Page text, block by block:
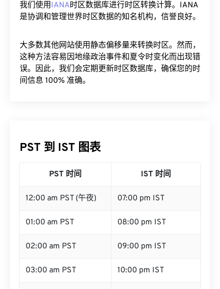
我们使用IANA时区数据库进行时区转换计算。IANA
是协调和管理世界时区数据的知名机构，信誉良好。
大多数其他网站使用静态偏移量来转换时区。然而，
这种方法容易因地缘政治事件和夏令时变化而出现错
误。因此，我们会定期更新时区数据库，确保您的时
间信息 100% 准确。
PST 到 IST 图表
PST 时间 IST 时间
12:00 am PST (午夜) 07:00 pm IST
01:00 am PST 08:00 pm IST
02:00 am PST 09:00 pm IST
03:00 am PST 10:00 pm IST